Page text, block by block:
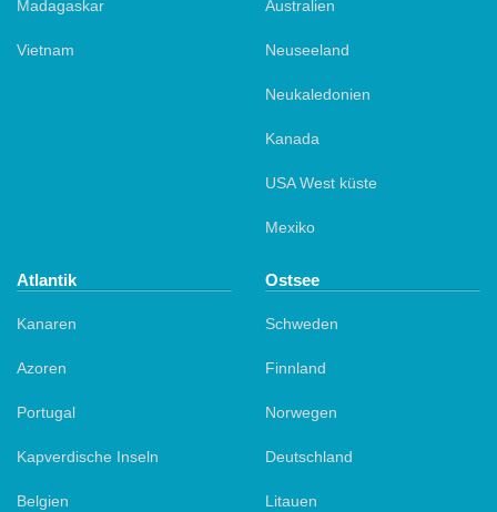
Madagaskar
Vietnam
Australien
Neuseeland
Neukaledonien
Kanada
USA West küste
Mexiko
Atlantik
Kanaren
Azoren
Portugal
Kapverdische Inseln
Belgien
Ostsee
Schweden
Finnland
Norwegen
Deutschland
Litauen